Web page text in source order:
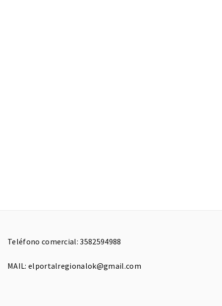
Teléfono comercial: 3582594988
MAIL: elportalregionalok@gmail.com